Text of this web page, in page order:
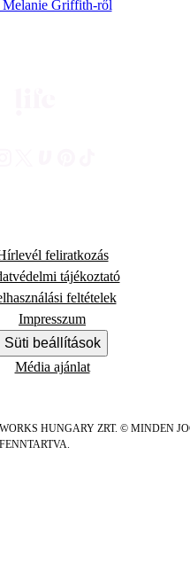
Melanie Griffith-ről
feliratkozás
tájékoztató
feltételek
Impresszum
Süti beállítások
Média ajánlat
HUNGARY ZRT. © MINDEN
FENNTARTVA.